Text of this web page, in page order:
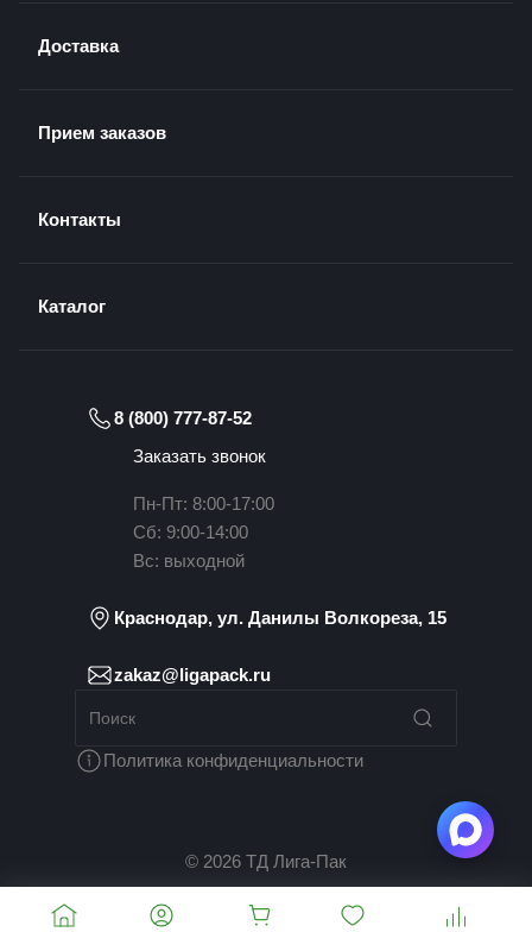
Доставка
Прием заказов
Контакты
Каталог
8 (800) 777-87-52
Заказать звонок
Пн-Пт: 8:00-17:00
Сб: 9:00-14:00
Вс: выходной
Краснодар, ул. Данилы Волкореза, 15
zakaz@ligapack.ru
Политика конфиденциальности
© 2026 ТД Лига-Пак